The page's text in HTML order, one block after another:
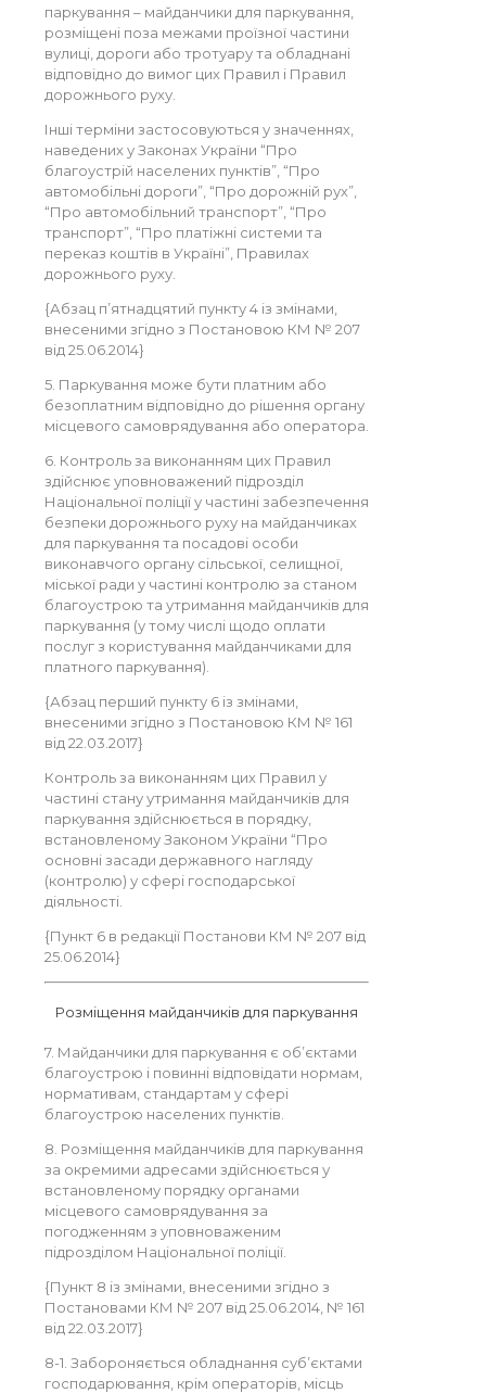
паркування – майданчики для паркування,
розміщені поза межами проїзної частини
вулиці, дороги або тротуару та обладнані
відповідно до вимог цих Правил і Правил
дорожнього руху.
Інші терміни застосовуються у значеннях,
наведених у Законах України “Про
благоустрій населених пунктів”, “Про
автомобільні дороги”, “Про дорожній рух”,
“Про автомобільний транспорт”, “Про
транспорт”, “Про платіжні системи та
переказ коштів в Україні”, Правилах
дорожнього руху.
{Абзац п’ятнадцятий пункту 4 із змінами,
внесеними згідно з Постановою КМ № 207
від 25.06.2014}
5. Паркування може бути платним або
безоплатним відповідно до рішення органу
місцевого самоврядування або оператора.
6. Контроль за виконанням цих Правил
здійснює уповноважений підрозділ
Національної поліції у частині забезпечення
безпеки дорожнього руху на майданчиках
для паркування та посадові особи
виконавчого органу сільської, селищної,
міської ради у частині контролю за станом
благоустрою та утримання майданчиків для
паркування (у тому числі щодо оплати
послуг з користування майданчиками для
платного паркування).
{Абзац перший пункту 6 із змінами,
внесеними згідно з Постановою КМ № 161
від 22.03.2017}
Контроль за виконанням цих Правил у
частині стану утримання майданчиків для
паркування здійснюється в порядку,
встановленому Законом України “Про
основні засади державного нагляду
(контролю) у сфері господарської
діяльності.
{Пункт 6 в редакції Постанови КМ № 207 від
25.06.2014}
Розміщення майданчиків для паркування
7. Майданчики для паркування є об’єктами
благоустрою і повинні відповідати нормам,
нормативам, стандартам у сфері
благоустрою населених пунктів.
8. Розміщення майданчиків для паркування
за окремими адресами здійснюється у
встановленому порядку органами
місцевого самоврядування за
погодженням з уповноваженим
підрозділом Національної поліції.
{Пункт 8 із змінами, внесеними згідно з
Постановами КМ № 207 від 25.06.2014, № 161
від 22.03.2017}
8-1. Забороняється обладнання суб’єктами
господарювання, крім операторів, місць